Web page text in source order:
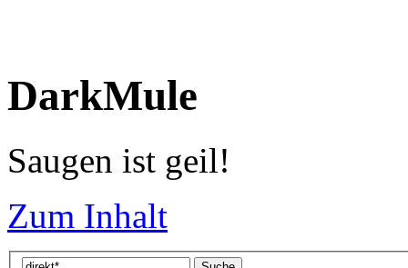
DarkMule
Saugen ist geil!
Zum Inhalt